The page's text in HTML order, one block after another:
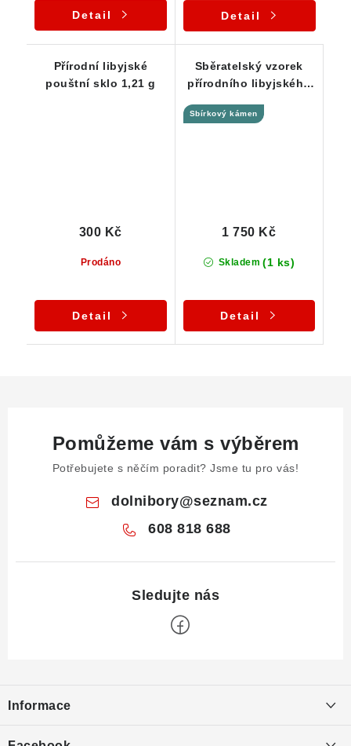
Detail Detail
Přírodní libyjské
pouštní sklo 1,21 g
Prodáno
300 Kč
Detail
Sběratelský vzorek
přírodního libyjského
Sbírkový kámen
Skladem (1 ks)
1 750 Kč
Detail
Pomůžeme vám s výběrem
Potřebujete s něčím poradit? Jsme tu pro vás!
dolnibory@seznam.cz
608 818 688
p
a
Informace